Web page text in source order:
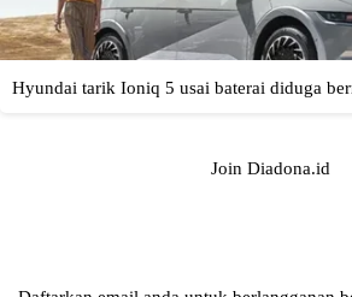
Join Diadona.id